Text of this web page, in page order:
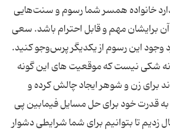
خانواده همسر شما رسوم و سنت‌هایی
برایشان مهم و قابل احترام باشد. سعی
وجود این رسوم از یکدیگر پر‌س‌وجو کنید.
شکی نیست که موقعیت های این گونه
برای زن و شوهر ایجاد چالش کرده و
قدرت خود برای حل مسایل فیمابین پی
زدیم تا بتوانیم برای شما شرایطی دشوار